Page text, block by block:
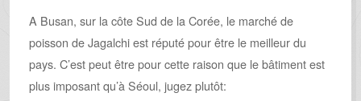
A Busan, sur la côte Sud de la Corée, le marché de
poisson de Jagalchi est réputé pour être le meilleur du
pays. C’est peut être pour cette raison que le bâtiment est
plus imposant qu’à Séoul, jugez plutôt: